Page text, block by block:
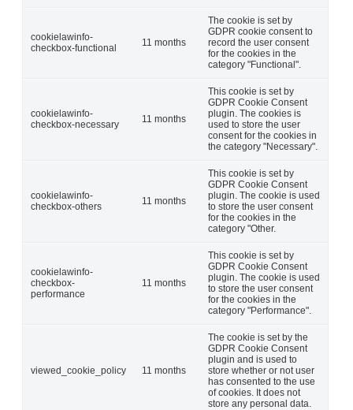
cookielawinfo-
checkbox-functional
11 months
The cookie is set by
GDPR cookie consent to
record the user consent
for the cookies in the
category "Functional".
cookielawinfo-
checkbox-necessary
11 months
This cookie is set by
GDPR Cookie Consent
plugin. The cookies is
used to store the user
consent for the cookies in
the category "Necessary".
cookielawinfo-
checkbox-others
11 months
This cookie is set by
GDPR Cookie Consent
plugin. The cookie is used
to store the user consent
for the cookies in the
category "Other.
cookielawinfo-
checkbox-
performance
11 months
This cookie is set by
GDPR Cookie Consent
plugin. The cookie is used
to store the user consent
for the cookies in the
category "Performance".
viewed_cookie_policy 11 months
The cookie is set by the
GDPR Cookie Consent
plugin and is used to
store whether or not user
has consented to the use
of cookies. It does not
store any personal data.